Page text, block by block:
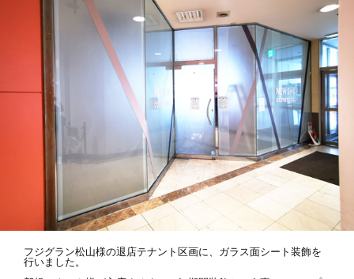
フジグラン松山様の退店テナント区画に、ガラス面シート装飾を
行いました。